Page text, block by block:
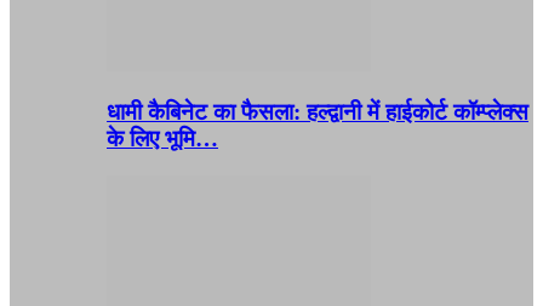
धामी कैबिनेट का फैसला: हल्द्वानी में हाईकोर्ट कॉम्प्लेक्स
के लिए भूमि…